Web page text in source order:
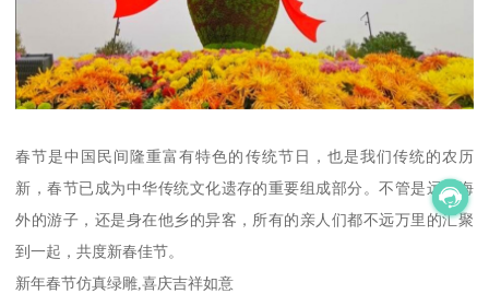
春节是中国民间隆重富有特色的传统节日，也是我们传统的农历
新，春节已成为中华传统文化遗存的重要组成部分。不管是远在海
外的游子，还是身在他乡的异客，所有的亲人们都不远万里的汇聚
到一起，共度新春佳节。
新年春节仿真绿雕,喜庆吉祥如意